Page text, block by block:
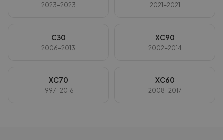
2023-2023 2021-2021
C30
2006-2013
XC90
2002-2014
XC70
1997-2016
XC60
2008-2017